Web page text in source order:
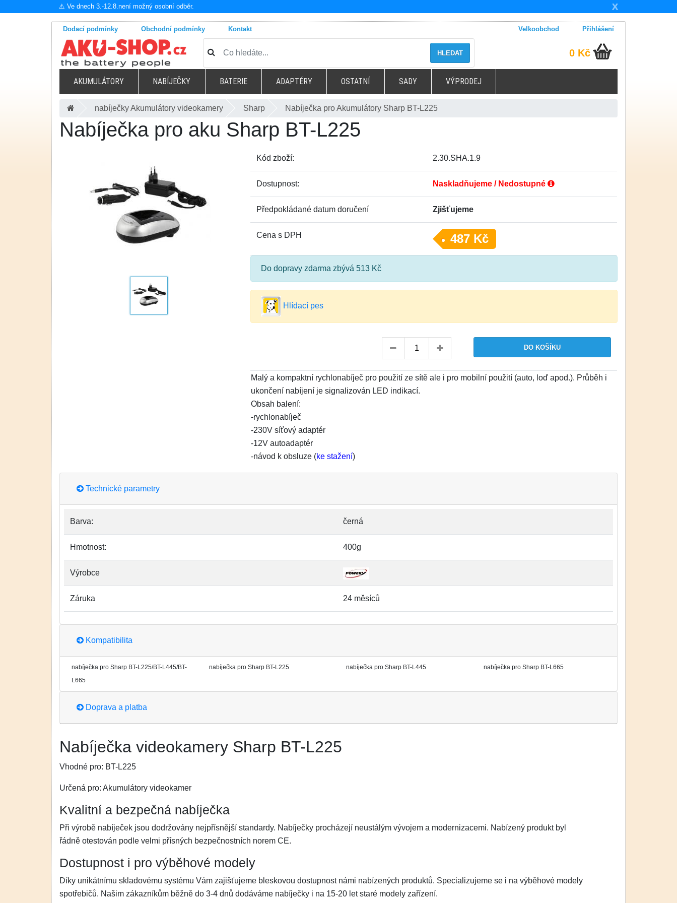
X
⚠️ Ve dnech 3.-12.8.není možný osobní odběr.
Dodací podmínky Obchodní podmínky Kontakt Velkoobchod Přihlášení
HLEDAT 0 Kč
AKUMULÁTORY NABÍJEČKY BATERIE ADAPTÉRY OSTATNÍ SADY VÝPRODEJ
nabíječky Akumulátory videokamery Sharp Nabíječka pro Akumulátory Sharp BT-L225
Nabíječka pro aku Sharp BT-L225
Kód zboží: 2.30.SHA.1.9
Dostupnost: Naskladňujeme / Nedostupné
Předpokládané datum doručení Zjišťujeme
Cena s DPH 487 Kč
Do dopravy zdarma zbývá 513 Kč
Hlídací pes
Malý a kompaktní rychlonabíječ pro použití ze sítě ale i pro mobilní použití (auto, loď apod.). Průběh i
ukončení nabíjení je signalizován LED indikací.
Obsah balení:
-rychlonabíječ
-230V síťový adaptér
-12V autoadaptér
-návod k obsluze (ke stažení)
Technické parametry
Barva: černá
Hmotnost: 400g
Výrobce
Záruka 24 měsíců
Kompatibilita
nabíječka pro Sharp BT-L225/BT-L445/BT-
L665
nabíječka pro Sharp BT-L225 nabíječka pro Sharp BT-L445 nabíječka pro Sharp BT-L665
Doprava a platba
Nabíječka videokamery Sharp BT-L225
Vhodné pro: BT-L225
Určená pro: Akumulátory videokamer
Kvalitní a bezpečná nabíječka
Při výrobě nabíječek jsou dodržovány nejpřísnější standardy. Nabíječky procházejí neustálým vývojem a modernizacemi. Nabízený produkt byl
řádně otestován podle velmi přísných bezpečnostních norem CE.
Dostupnost i pro výběhové modely
Díky unikátnímu skladovému systému Vám zajišťujeme bleskovou dostupnost námi nabízených produktů. Specializujeme se i na výběhové modely
spotřebičů. Našim zákazníkům běžně do 3-4 dnů dodáváme nabíječky i na 15-20 let staré modely zařízení.